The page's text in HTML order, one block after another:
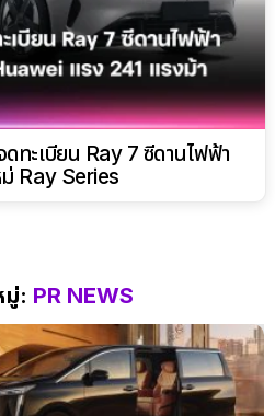
ทะเบียน Ray 7 ซีดานไฟฟ้า
ม่ Ray Series
มู่: PR NEWS